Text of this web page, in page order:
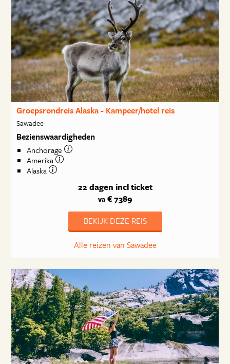
Groepsrondreis Alaska - Kampeer/hotel reis
Sawadee
Bezienswaardigheden
Anchorage
Amerika
Alaska
22 dagen incl ticket
va€ 7389
BEKIJK DEZE REIS
Alle reizen van Sawadee